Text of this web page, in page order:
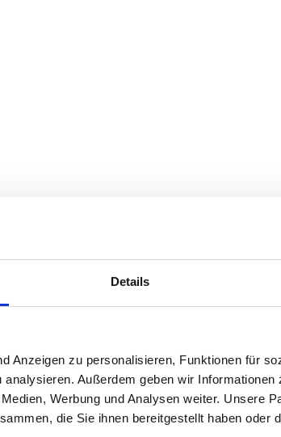
Details
Anzeigen zu personalisieren, Funktionen für
Außerdem geben wir Informationen
Werbung und Analysen weiter. Unsere
die Sie ihnen bereitgestellt haben oder
occurred while loadingjobninja.com(see the